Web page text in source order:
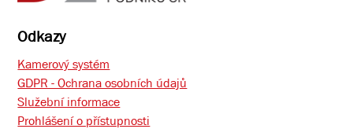
Odkazy
Kamerový systém
GDPR - Ochrana osobních údajů
Služební informace
Prohlášení o přístupnosti